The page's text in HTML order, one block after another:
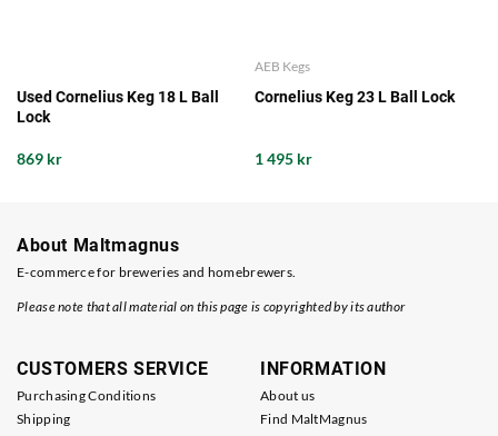
Used Cornelius Keg 18 L Ball
Lock
869 kr
AEB Kegs
Cornelius Keg 23 L Ball Lock
1 495 kr
About Maltmagnus
E-commerce for breweries and homebrewers.
Please note that all material on this page is copyrighted by its author
CUSTOMERS SERVICE
Purchasing Conditions
Shipping
INFORMATION
About us
Find MaltMagnus